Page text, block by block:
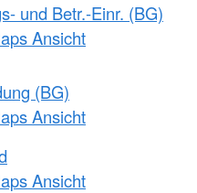
und Betr.-Einr. (BG)
Ansicht
(BG)
Ansicht
Ansicht